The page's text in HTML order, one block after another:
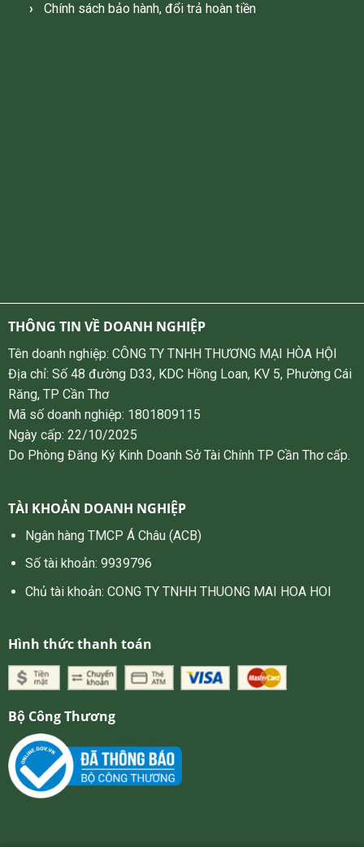
Chính sách bảo hành, đổi trả hoàn tiền
THÔNG TIN VỀ DOANH NGHIỆP
Tên doanh nghiệp: CÔNG TY TNHH THƯƠNG MẠI HÒA HỘI
Địa chỉ: Số 48 đường D33, KDC Hồng Loan, KV 5, Phường Cái
Răng, TP Cần Thơ
Mã số doanh nghiệp: 1801809115
Ngày cấp: 22/10/2025
Do Phòng Đăng Ký Kinh Doanh Sở Tài Chính TP Cần Thơ cấp.
TÀI KHOẢN DOANH NGHIỆP
Ngân hàng TMCP Á Châu (ACB)
Số tài khoản: 9939796
Chủ tài khoản: CONG TY TNHH THUONG MAI HOA HOI
Hình thức thanh toán
Bộ Công Thương